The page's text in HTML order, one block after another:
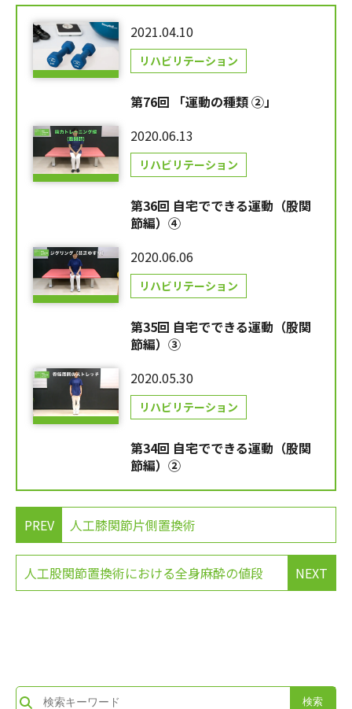
2021.04.10
リハビリテーション
第76回 「運動の種類 ②」
2020.06.13
リハビリテーション
第36回 自宅でできる運動（股関
節編）④
2020.06.06
リハビリテーション
第35回 自宅でできる運動（股関
節編）③
2020.05.30
リハビリテーション
第34回 自宅でできる運動（股関
節編）②
PREV 人工膝関節片側置換術
NEXT
人工股関節置換術における全身麻酔の値段